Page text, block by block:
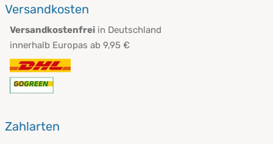
Versandkosten
Versandkostenfrei in Deutschland
innerhalb Europas ab 9,95 €
Zahlarten